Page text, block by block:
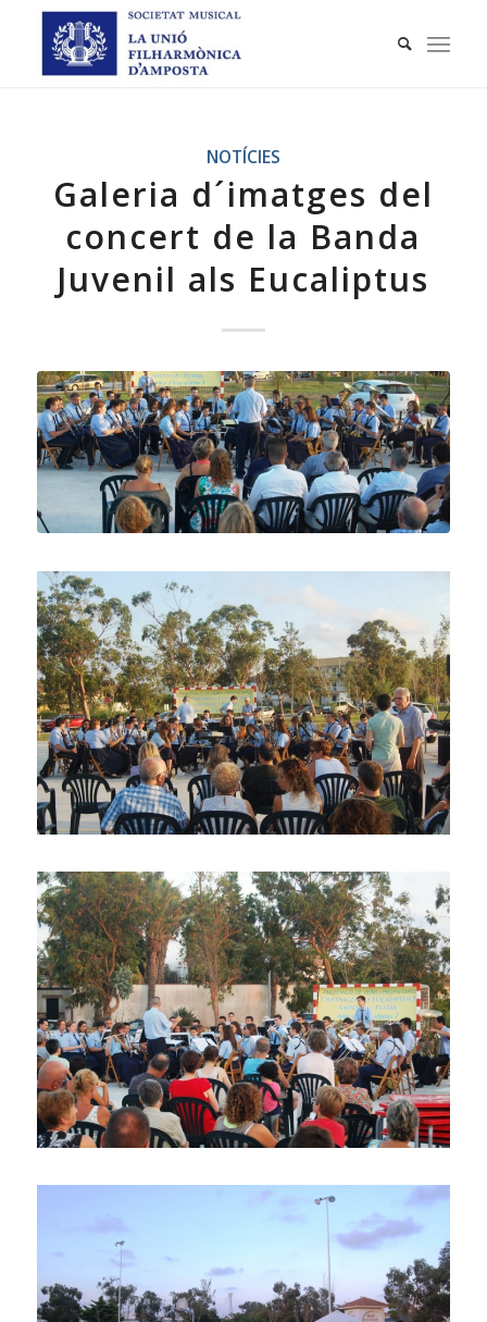
NOTÍCIES
Galeria d´imatges del
concert de la Banda
Juvenil als Eucaliptus